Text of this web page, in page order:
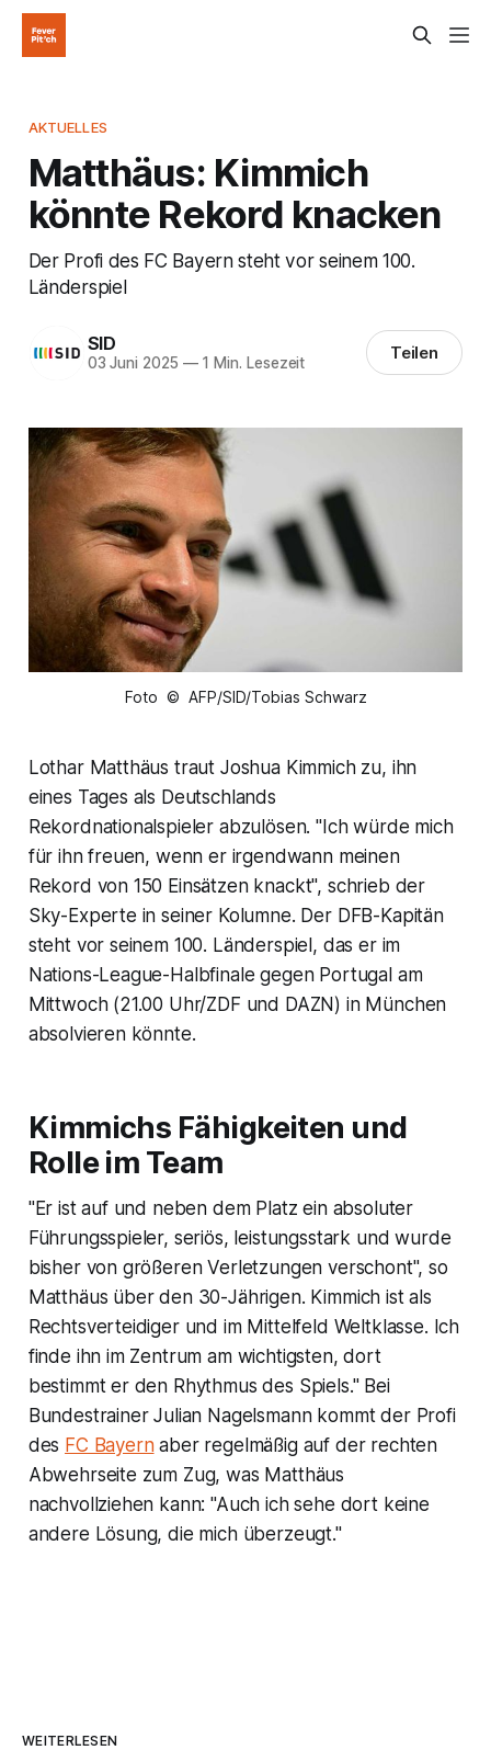
AKTUELLES
Matthäus: Kimmich
könnte Rekord knacken
Der Profi des FC Bayern steht vor seinem 100.
Länderspiel
SID
03 Juni 2025 —1 Min. Lesezeit Teilen
Foto © AFP/SID/Tobias Schwarz
Lothar Matthäus traut Joshua Kimmich zu, ihn
eines Tages als Deutschlands
Rekordnationalspieler abzulösen. "Ich würde mich
für ihn freuen, wenn er irgendwann meinen
Rekord von 150 Einsätzen knackt", schrieb der
Sky-Experte in seiner Kolumne. Der DFB-Kapitän
steht vor seinem 100. Länderspiel, das er im
Nations-League-Halbfinale gegen Portugal am
Mittwoch (21.00 Uhr/ZDF und DAZN) in München
absolvieren könnte.
Kimmichs Fähigkeiten und
Rolle im Team
"Er ist auf und neben dem Platz ein absoluter
Führungsspieler, seriös, leistungsstark und wurde
bisher von größeren Verletzungen verschont", so
Matthäus über den 30-Jährigen. Kimmich ist als
Rechtsverteidiger und im Mittelfeld Weltklasse. Ich
finde ihn im Zentrum am wichtigsten, dort
bestimmt er den Rhythmus des Spiels." Bei
Bundestrainer Julian Nagelsmann kommt der Profi
des FC Bayernaber regelmäßig auf der rechten
Abwehrseite zum Zug, was Matthäus
nachvollziehen kann: "Auch ich sehe dort keine
andere Lösung, die mich überzeugt."
WEITERLESEN